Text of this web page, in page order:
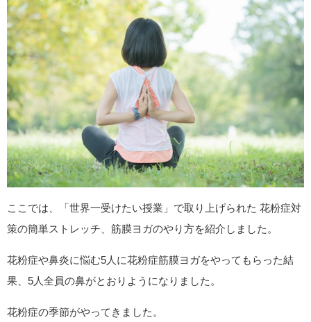
ここでは、「世界一受けたい授業」で取り上げられた 花粉症対
策の簡単ストレッチ、筋膜ヨガのやり方を紹介しました。
花粉症や鼻炎に悩む5人に花粉症筋膜ヨガをやってもらった結
果、5人全員の鼻がとおりようになりました。
花粉症の季節がやってきました。